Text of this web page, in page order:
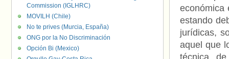
económica
estando
jurídicas,
aquel que
técnica
Commission (IGLHRC)
MOVILH (Chile)
No te prives (Murcia, España)
ONG por la No Discriminación
Opción Bi (Mexico)